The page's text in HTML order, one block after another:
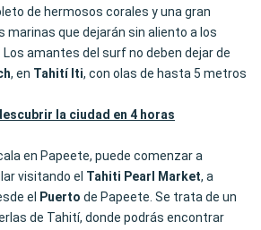
de hermosos corales y una gran
marinas que dejarán sin aliento a los
amantes del surf no deben dejar de
, en Tahití Iti, con olas de hasta 5 metros
la ciudad en 4 horas
en Papeete, puede comenzar a
visitando el Tahiti Pearl Market, a
el
Puerto de Papeete. Se trata de un
de Tahití, donde podrás encontrar